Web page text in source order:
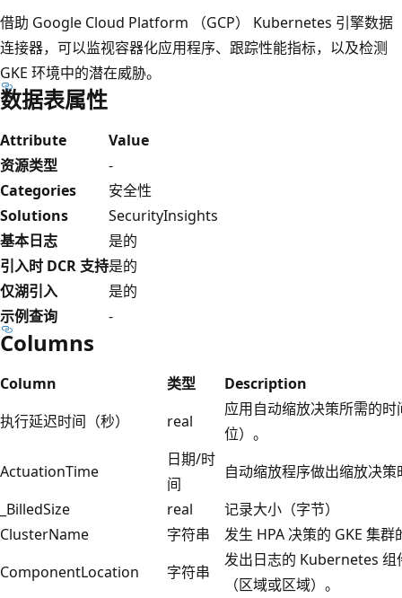
借助 Google Cloud Platform （GCP） Kubernetes 引擎数据
连接器，可以监视容器化应用程序、跟踪性能指标，以及检测
GKE 环境中的潜在威胁。
数据表属性
Attribute
Value
资源类型
-
Categories
安全性
Solutions
SecurityInsights
基本日志
是的
引入时 DCR 支持是的
仅湖引入
是的
示例查询
-
Columns
Column 类型
Description
执行延迟时间（秒）
real
应用自动缩放决策所需的
位）。
ActuationTime
日期/时
间
自动缩放程序做出缩放决
_BilledSize
real
记录大小（字节）
ClusterName
字符串
发生 HPA 决策的 GKE 集群
ComponentLocation
字符串
发出日志的 Kubernetes 组
（区域或区域）。